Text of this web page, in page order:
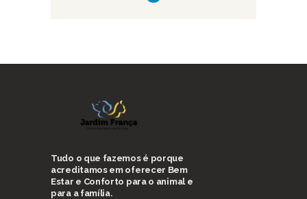
Tudo o que fazemos é porque
acreditamos em oferecer Bem
Estar e Conforto para o animal e
para a família.